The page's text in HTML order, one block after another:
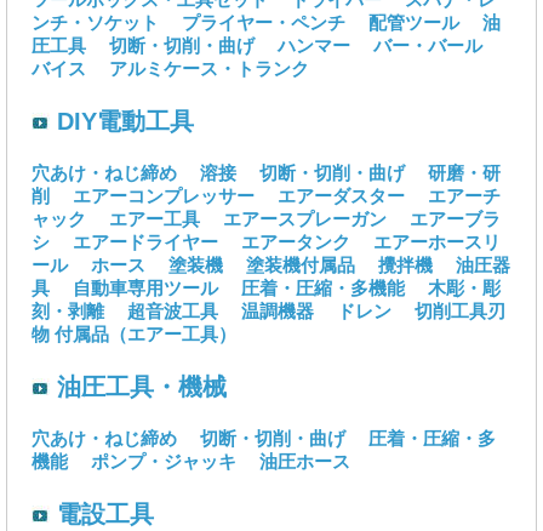
ンチ・ソケット
プライヤー・ペンチ 配管ツール
油
圧工具
切断・切削・曲げ ハンマー
バー・バール
バイス
アルミケース・トランク
DIY電動工具
穴あけ・ねじ締め 溶接 切断・切削・曲げ
研磨・研
削
エアーコンプレッサー エアーダスター
エアーチ
ャック
エアー工具 エアースプレーガン
エアーブラ
シ
エアードライヤー エアータンク
エアーホースリ
ール
ホース 塗装機 塗装機付属品 攪拌機
油圧器
具
自動車専用ツール 圧着・圧縮・多機能
木彫・彫
刻・剥離
超音波工具 温調機器 ドレン
切削工具刃
物 付属品（エアー工具）
油圧工具・機械
穴あけ・ねじ締め 切断・切削・曲げ
圧着・圧縮・多
機能
ポンプ・ジャッキ 油圧ホース
電設工具